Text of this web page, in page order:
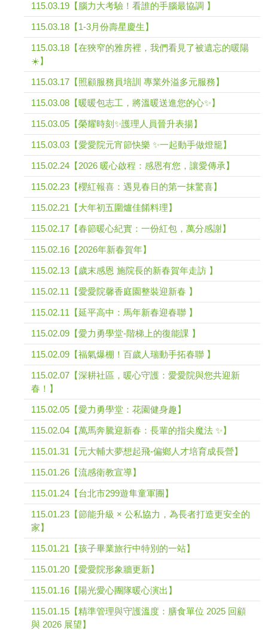
115.03.19【腦力大考驗！看誰的手腦最協調 】
115.03.18【1-3月份壽星慶生】
115.03.18【在狹窄的雅房裡，我們看見了被遺忘的暖陽
☀️】
115.03.17【照顧服務員培訓 專業外溢多元服務】
115.03.08【暖暖包志工，將溫暖送進您的心✨】
115.03.05【榮耀時刻✨護理人員晉升表揚】
115.03.03【愛愛院元宵節快樂 ✨一起動手做燈籠】
115.02.24【2026 暖心啟程：感恩有您，讓愛傳承】
115.02.23【櫻紅報喜：遇見春日的第一抹驚喜】
115.02.21【大年初五圍爐佳餚料理】
115.02.17【春節暖心紀實：一份紅包，萬分感謝】
115.02.16【2026年新春賀年】
115.02.13【歲末感恩 施院長的新春賀年走訪 】
115.02.11【愛愛院馨香庭園整裝迎新春 】
115.02.11【延平高中：馬年新春迎春聯 】
115.02.09【愛力勇學堂-階梯上的復能課 】
115.02.09【福氣爆棚！百歲人瑞動手拓春聯 】
115.02.07【深耕社區，暖心守護：愛愛院與您共迎新
春！】
115.02.05【愛力勇學堂：花園健身趣】
115.02.04【萬馬奔騰迎新春：長輩的指尖魔法 ✨】
115.01.31【元大輔大夢想起飛-偏鄉人才培育成長營】
115.01.26【流感衛教宣導】
115.01.24【台北市299遊隼童軍團】
115.01.23【節能升級 × 公私協力，為長者打造更安全的
家】
115.01.21【孩子畢業旅行中特別的一站】
115.01.20【愛愛院形象牆更新】
115.01.16【陽光愛心團隊暖心演出】
115.01.15【精準管理與守護溫度：膳食單位 2025 回顧
與 2026 展望】